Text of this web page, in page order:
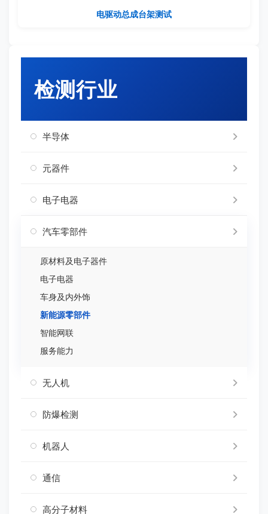
电驱动总成台架测试
检测行业
半导体
元器件
电子电器
汽车零部件
原材料及电子器件
电子电器
车身及内外饰
新能源零部件
智能网联
服务能力
无人机
防爆检测
机器人
通信
高分子材料